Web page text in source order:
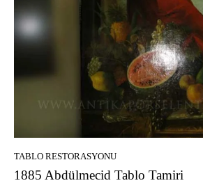
TABLO RESTORASYONU
1885 Abdülmecid Tablo Tamiri